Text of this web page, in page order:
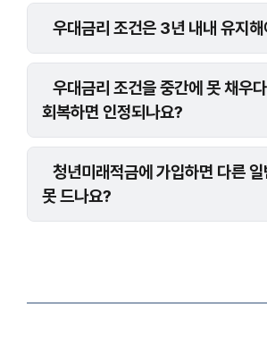
우대금리 조건은 3년 내내 유지
우대금리 조건을 중간에 못 채우
회복하면 인정되나요?
청년미래적금에 가입하면 다른
못 드나요?